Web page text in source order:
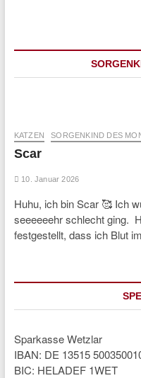
KATZEN SORGENKIND DES
Scar
10. Januar 2026
Huhu, ich bin Scar 🥰 Ich
seeeeeehr schlecht ging.
festgestellt, dass ich Blut
Sparkasse Wetzlar
IBAN: DE 13515
BIC: HELADEF 1WET